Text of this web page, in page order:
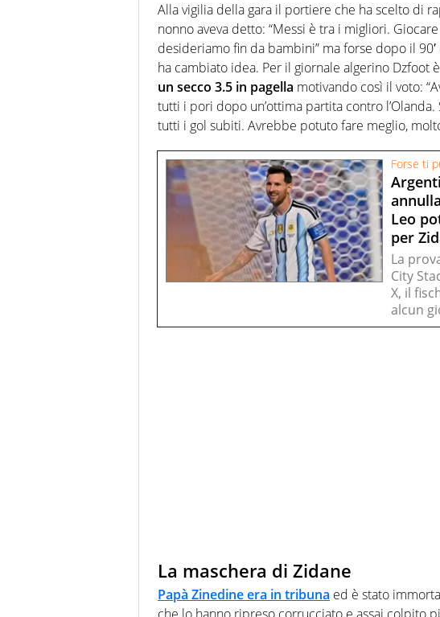
Alla vigilia della gara il portiere che ha scelto di
nonno aveva detto: “Messi è tra i migliori.
desideriamo fin da bambini” ma forse dopo il
ha cambiato idea. Per il giornale algerino Dzfoot
un secco 3.5 in pagella motivando così il voto:
tutti i pori dopo un’ottima partita contro
tutti i gol subiti. Avrebbe potuto fare meglio,
Forse ti
Leo
per
La
City
X, il
alcun
La maschera di Zidane
Papà Zinedine era in tribuna ed è stato